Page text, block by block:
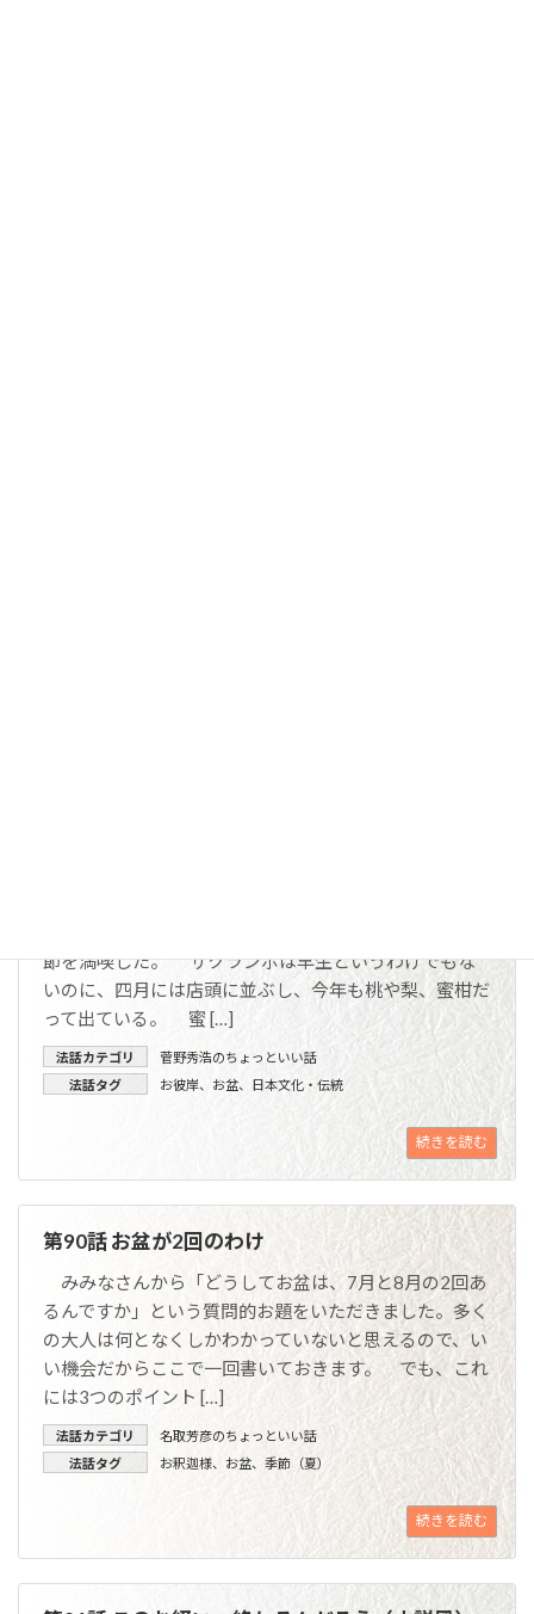
節を満喫した。 サクランボは早生というわけでもな
いのに、四月には店頭に並ぶし、今年も桃や梨、蜜柑だ
って出ている。 蜜 […]
法話カテゴリ
菅野秀浩のちょっといい話
法話タグ
お彼岸、 お盆、 日本文化・伝統
続きを読む
第90話 お盆が2回のわけ
みみなさんから「どうしてお盆は、7月と8月の2回あ
るんですか」という質問的お題をいただきました。多く
の大人は何となくしかわかっていないと思えるので、い
い機会だからここで一回書いておきます。 でも、これ
には3つのポイント […]
法話カテゴリ
名取芳彦のちょっといい話
法話タグ
お釈迦様、 お盆、 季節（夏）
続きを読む